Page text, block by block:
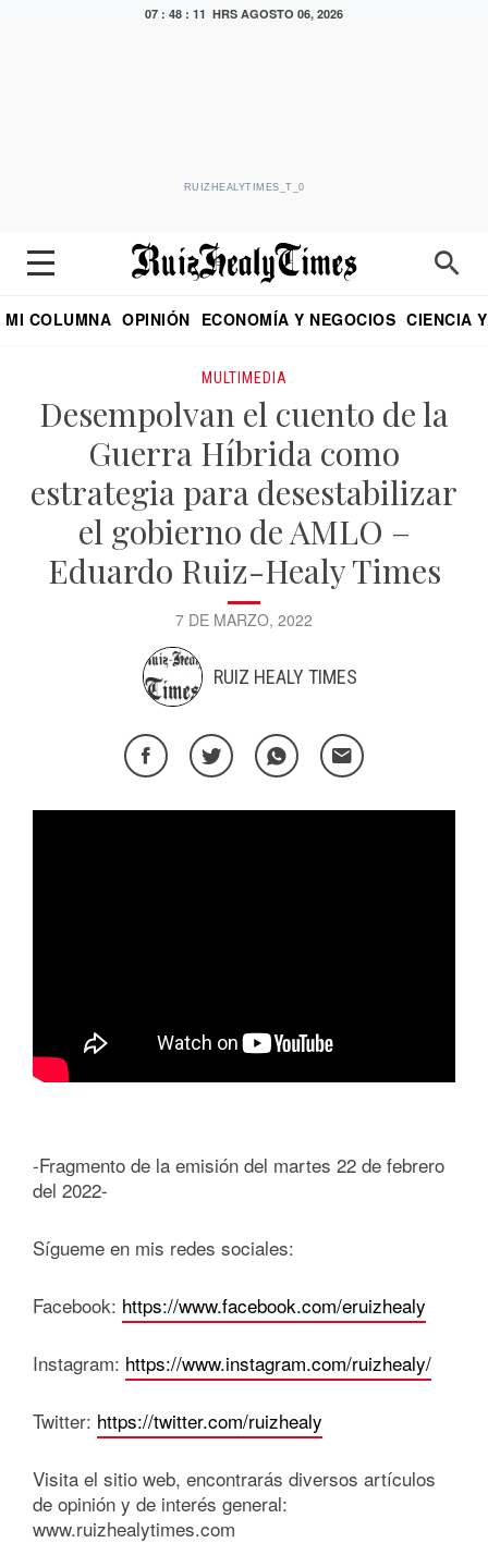
07 : 48 : 11 HRS AGOSTO 06, 2026
RUIZHEALYTIMES_T_0
MI COLUMNA OPINIÓN ECONOMÍA Y NEGOCIOS CIENCIA
MULTIMEDIA
Desempolvan el cuento de la
Guerra Híbrida como
estrategia para desestabilizar
el gobierno de AMLO –
Eduardo Ruiz-Healy Times
7 DE MARZO, 2022
RUIZ HEALY TIMES
-Fragmento de la emisión del martes 22 de febrero
del 2022-
Sígueme en mis redes sociales:
Facebook: https://www.facebook.com/eruizhealy
Instagram: https://www.instagram.com/ruizhealy/
Twitter: https://twitter.com/ruizhealy
Visita el sitio web, encontrarás diversos artículos
de opinión y de interés general:
www.ruizhealytimes.com